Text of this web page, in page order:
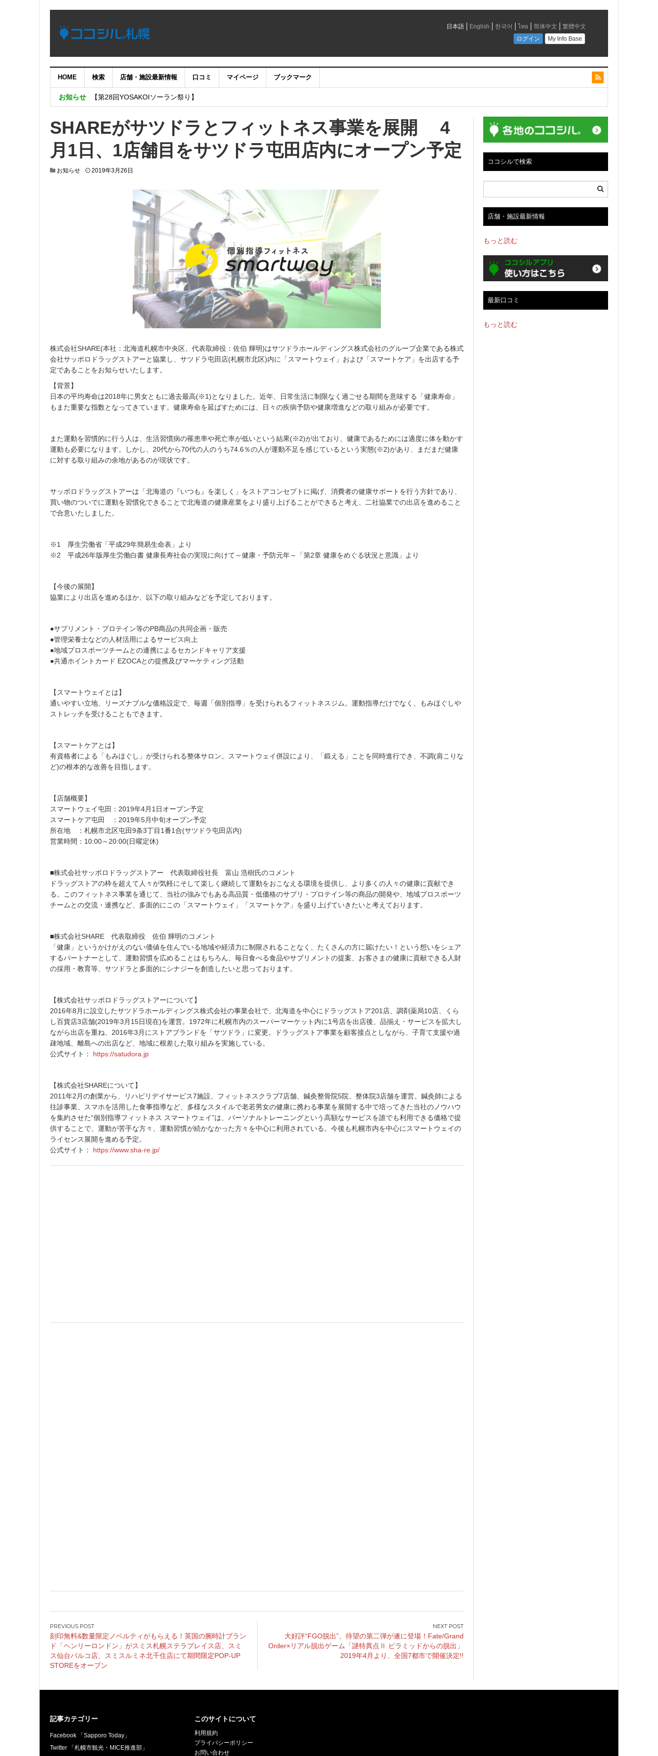
HOME 検索 店舗・施設最新情報 口コミ マイページ ブックマーク
お知らせ
【重要：9月5日（火）22時】ココシル：アカウントサービス移行のお知らせ
【第28回YOSAKOIソーラン祭り】
SHAREがサツドラとフィットネス事業を展開 4月1日、1店舗目をサツドラ屯田店内にオープン予定
札幌市と一般社団法人札幌観光協会、株式会社ＮＴＴドコモ、ＮＴＴテクノクロス株式 会社、日本電信電話株式会社は、「さっぽろ観光あいのりタクシー」や観光
SHAREがサツドラとフィットネス事業を展開 4
月1日、1店舗目をサツドラ屯田店内にオープン予定
お知らせ 2019年3月26日
年
3
月
2
2
株式会社SHARE(本社：北海道札幌市中央区、代表取締役：佐伯 輝明)はサツドラホールディングス株式会社のグループ企業である株式
会社サッポロドラッグストアーと協業し、サツドラ屯田店(札幌市北区)内に「スマートウェイ」および「スマートケア」を出店する予
定であることをお知らせいたします。
【背景】
日本の平均寿命は2018年に男女ともに過去最高(※1)となりました。近年、日常生活に制限なく過ごせる期間を意味する「健康寿命」
もまた重要な指数となってきています。健康寿命を延ばすためには、日々の疾病予防や健康増進などの取り組みが必要です。
また運動を習慣的に行う人は、生活習慣病の罹患率や死亡率が低いという結果(※2)が出ており、健康であるためには適度に体を動かす
運動も必要になります。しかし、20代から70代の人のうち74.6％の人が運動不足を感じているという実態(※2)があり、まだまだ健康
に対する取り組みの余地があるのが現状です。
サッポロドラッグストアーは「北海道の『いつも』を楽しく」をストアコンセプトに掲げ、消費者の健康サポートを行う方針であり、
買い物のついでに運動を習慣化できることで北海道の健康産業をより盛り上げることができると考え、二社協業での出店を進めること
で合意いたしました。
※1 厚生労働省「平成29年簡易生命表」より
※2 平成26年版厚生労働白書 健康長寿社会の実現に向けて～健康・予防元年～「第2章 健康をめぐる状況と意識」より
【今後の展開】
協業により出店を進めるほか、以下の取り組みなどを予定しております。
●サプリメント・プロテイン等のPB商品の共同企画・販売
●管理栄養士などの人材活用によるサービス向上
●地域プロスポーツチームとの連携によるセカンドキャリア支援
●共通ホイントカード EZOCAとの提携及びマーケティング活動
【スマートウェイとは】
通いやすい立地、リーズナブルな価格設定で、毎週「個別指導」を受けられるフィットネスジム。運動指導だけでなく、もみほぐしや
ストレッチを受けることもできます。
【スマートケアとは】
有資格者による「もみほぐし」が受けられる整体サロン。スマートウェイ併設により、「鍛える」ことを同時進行でき、不調(肩こりな
ど)の根本的な改善を目指します。
【店舗概要】
スマートウェイ屯田：2019年4月1日オープン予定
スマートケア屯田 ：2019年5月中旬オープン予定
所在地 ：札幌市北区屯田9条3丁目1番1合(サツドラ屯田店内)
営業時間：10:00～20:00(日曜定休)
■株式会社サッポロドラッグストアー 代表取締役社長 富山 浩樹氏のコメント
ドラッグストアの枠を超えて人々が気軽にそして楽しく継続して運動をおこなえる環境を提供し、より多くの人々の健康に貢献でき
る。このフィットネス事業を通じて、当社の強みでもある高品質・低価格のサプリ・プロテイン等の商品の開発や、地域プロスポーツ
チームとの交流・連携など、多面的にこの「スマートウェイ」「スマートケア」を盛り上げていきたいと考えております。
■株式会社SHARE 代表取締役 佐伯 輝明のコメント
「健康」というかけがえのない価値を住んでいる地域や経済力に制限されることなく、たくさんの方に届けたい！という想いをシェア
するパートナーとして、運動習慣を広めることはもちろん、毎日食べる食品やサプリメントの提案、お客さまの健康に貢献できる人財
の採用・教育等、サツドラと多面的にシナジーを創造したいと思っております。
【株式会社サッポロドラッグストアーについて】
2016年8月に設立したサツドラホールディングス株式会社の事業会社で、北海道を中心にドラッグストア201店、調剤薬局10店、くら
し百貨店3店舗(2019年3月15日現在)を運営。1972年に札幌市内のスーパーマーケット内に1号店を出店後、品揃え・サービスを拡大し
ながら出店を重ね、2016年3月にストアブランドを「サツドラ」に変更。ドラッグストア事業を顧客接点としながら、子育て支援や過
疎地域、離島への出店など、地域に根差した取り組みを実施している。
公式サイト： https://satudora.jp
【株式会社SHAREについて】
2011年2月の創業から、リハビリデイサービス7施設、フィットネスクラブ7店舗、鍼灸整骨院5院、整体院3店舗を運営。鍼灸師による
往診事業、スマホを活用した食事指導など、多様なスタイルで老若男女の健康に携わる事業を展開する中で培ってきた当社のノウハウ
を集約させた“個別指導フィットネス スマートウェイ”は、パーソナルトレーニングという高額なサービスを誰でも利用できる価格で提
供することで、運動が苦手な方々、運動習慣が続かなかった方々を中心に利用されている。今後も札幌市内を中心にスマートウェイの
ライセンス展開を進める予定。
公式サイト： https://www.sha-re.jp/
投
稿
ナ
ビ
ー
ョ
刻印無料&数量限定ノベルティがもらえる！英国の腕時計ブラン
ド「ヘンリーロンドン」がスミス札幌ステラプレイス店、スミ
ス仙台パルコ店、スミスルミネ北千住店にて期間限定POP-UP
STOREをオープン
大好評“FGO脱出”、待望の第二弾が遂に登場！Fate/Grand
Order×リアル脱出ゲーム「謎特異点Ⅱ ピラミッドからの脱出」
2019年4月より、全国7都市で開催決定!!
ココシルで検索
店舗・施設最新情報
もっと読む
最新口コミ
もっと読む
記事カテゴリー
Facebook 「Sapporo Today」
Twitter 「札幌市観光・MICE推進部」
このサイトについて
利用規約
プライバシーポリシー
お問い合わせ